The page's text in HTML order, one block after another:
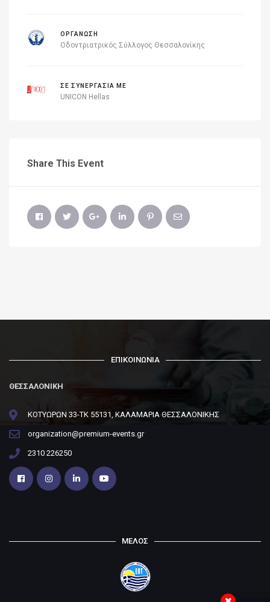
ΟΡΓΆΝΩΣΗ
Οδοντριατρικός Σύλλογος Θεσσαλονίκης
ΣΕ ΣΥΝΕΡΓΑΣΊΑ ΜΕ
UNICON Hellas
Share This Event
ΕΠΙΚΟΙΝΩΝΙΑ
ΘΕΣΣΑΛΟΝΙΚΗ
ΚΟΤΥΩΡΩΝ 33-ΤΚ 55131, ΚΑΛΑΜΑΡΙΑ ΘΕΣΣΑΛΟΝΙΚΗΣ
organization@premium-events.gr
2310 226250
ΜΕΛΟΣ